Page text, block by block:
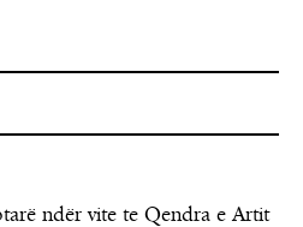
ndër vite te Qendra e Artit